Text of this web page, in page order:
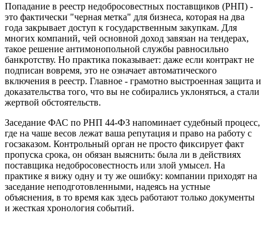
Попадание в реестр недобросовестных поставщиков (РНП) -
это фактически "черная метка" для бизнеса, которая на два
года закрывает доступ к государственным закупкам. Для
многих компаний, чей основной доход завязан на тендерах,
такое решение антимонопольной службы равносильно
банкротству. Но практика показывает: даже если контракт не
подписан вовремя, это не означает автоматического
включения в реестр. Главное - грамотно выстроенная защита и
доказательства того, что вы не собирались уклоняться, а стали
жертвой обстоятельств.
Заседание ФАС по РНП 44-ФЗ напоминает судебный процесс,
где на чаше весов лежат ваша репутация и право на работу с
госзаказом. Контрольный орган не просто фиксирует факт
пропуска срока, он обязан выяснить: была ли в действиях
поставщика недобросовестность или злой умысел. На
практике я вижу одну и ту же ошибку: компании приходят на
заседание неподготовленными, надеясь на устные
объяснения, в то время как здесь работают только документы
и жесткая хронология событий.